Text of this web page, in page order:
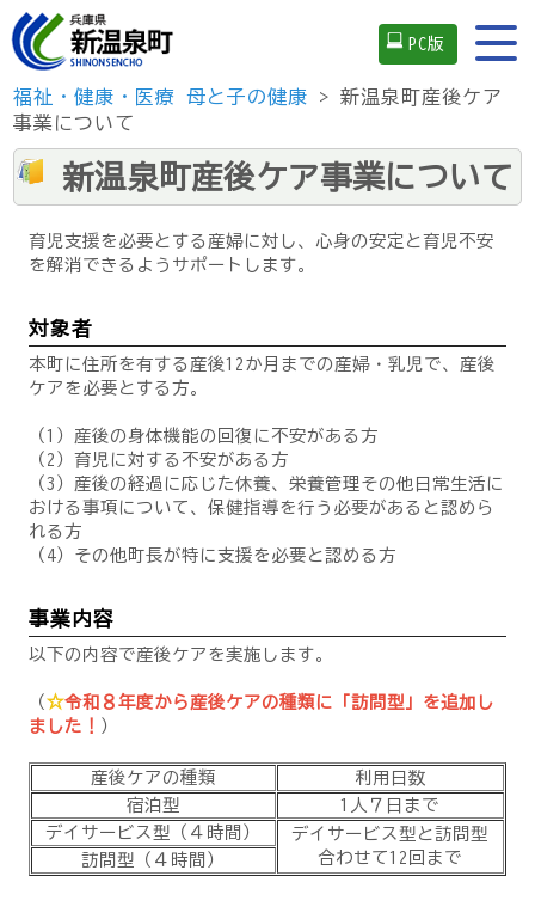
PC版
福祉・健康・医療 母と子の健康 > 新温泉町産後ケア
事業について
新温泉町産後ケア事業について
育児支援を必要とする産婦に対し、心身の安定と育児不安
を解消できるようサポートします。
対象者
本町に住所を有する産後12か月までの産婦・乳児で、産後
ケアを必要とする方。
（1）産後の身体機能の回復に不安がある方
（2）育児に対する不安がある方
（3）産後の経過に応じた休養、栄養管理その他日常生活に
おける事項について、保健指導を行う必要があると認めら
れる方
（4）その他町長が特に支援を必要と認める方
事業内容
以下の内容で産後ケアを実施します。
（ ☆令和８年度から産後ケアの種類に「訪問型」を追加し
ました！ ）
産後ケアの種類
利用日数
宿泊型
1人７日まで
デイサービス型（４時間）
デイサービス型と訪問型
合わせて12回まで
訪問型（４時間）